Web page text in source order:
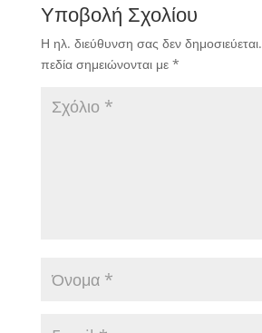
Υποβολή Σχολίου
Η ηλ. διεύθυνση σας δεν δημοσιεύεται.
πεδία σημειώνονται με *